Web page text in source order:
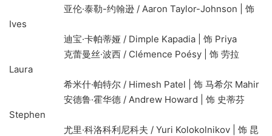
亚伦·泰勒-约翰逊 / Aaron Taylor-Johnson | 饰
Ives
迪宝·卡帕蒂娅 / Dimple Kapadia | 饰 Priya
克蕾曼丝·波西 / Clémence Poésy | 饰 劳拉
Laura
希米什·帕特尔 / Himesh Patel | 饰 马希尔 Mahir
安德鲁·霍华德 / Andrew Howard | 饰 史蒂芬
Stephen
尤里·科洛科利尼科夫 / Yuri Kolokolnikov | 饰 昆